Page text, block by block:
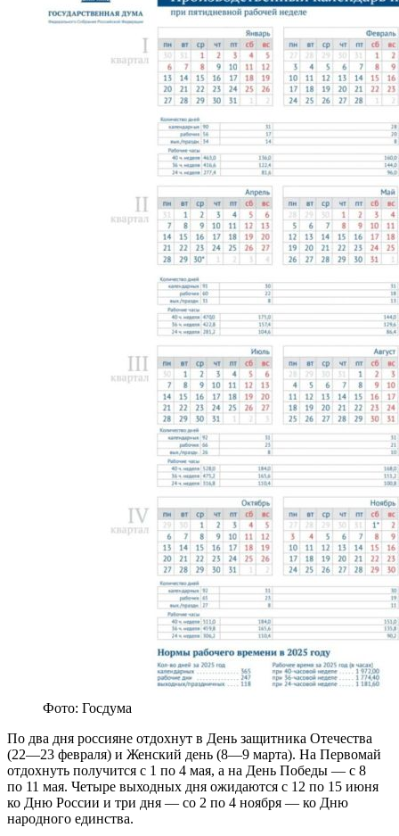
Фото: Госдума
По два дня россияне отдохнут в День защитника Отечества
(22—23 февраля) и Женский день (8—9 марта). На Первомай
отдохнуть получится с 1 по 4 мая, а на День Победы — с 8
по 11 мая. Четыре выходных дня ожидаются с 12 по 15 июня
ко Дню России и три дня — со 2 по 4 ноября — ко Дню
народного единства.